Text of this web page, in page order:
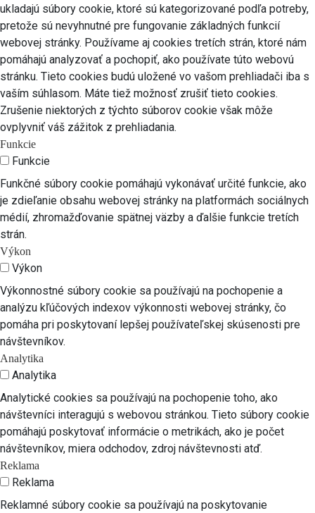
ukladajú súbory cookie, ktoré sú kategorizované podľa potreby,
pretože sú nevyhnutné pre fungovanie základných funkcií
webovej stránky. Používame aj cookies tretích strán, ktoré nám
pomáhajú analyzovať a pochopiť, ako používate túto webovú
stránku. Tieto cookies budú uložené vo vašom prehliadači iba s
vaším súhlasom. Máte tiež možnosť zrušiť tieto cookies.
Zrušenie niektorých z týchto súborov cookie však môže
ovplyvniť váš zážitok z prehliadania.
Funkcie
Funkcie
Funkčné súbory cookie pomáhajú vykonávať určité funkcie, ako
je zdieľanie obsahu webovej stránky na platformách sociálnych
médií, zhromažďovanie spätnej väzby a ďalšie funkcie tretích
strán.
Výkon
Výkon
Výkonnostné súbory cookie sa používajú na pochopenie a
analýzu kľúčových indexov výkonnosti webovej stránky, čo
pomáha pri poskytovaní lepšej používateľskej skúsenosti pre
návštevníkov.
Analytika
Analytika
Analytické cookies sa používajú na pochopenie toho, ako
návštevníci interagujú s webovou stránkou. Tieto súbory cookie
pomáhajú poskytovať informácie o metrikách, ako je počet
návštevníkov, miera odchodov, zdroj návštevnosti atď.
Reklama
Reklama
Reklamné súbory cookie sa používajú na poskytovanie